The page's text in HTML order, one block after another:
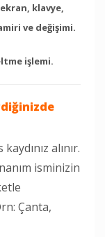
klavye,
ve değişimi.
işlemi.
alınır.
isminizin
Çanta,